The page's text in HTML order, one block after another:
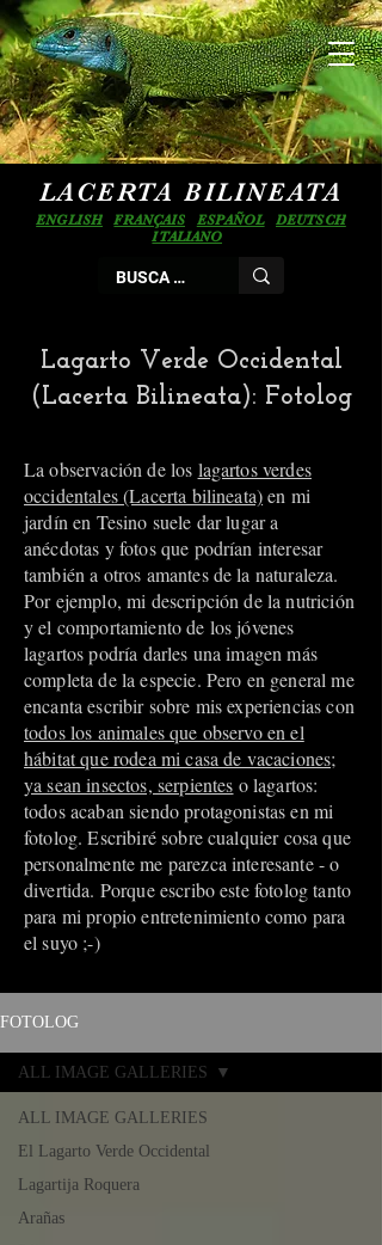
LACERTA BILINEATA
ENGLISH FRANÇAIS ESPAÑOL
DEUTSCH
ITALIANO
Lagarto Verde Occidental
(Lacerta Bilineata): Fotolog
La observación de los lagartos verdes
occidentales (Lacerta bilineata)en mi
jardín en Tesino suele dar lugar a
anécdotas y fotos que podrían interesar
también a otros amantes de la naturaleza.
Por ejemplo, mi descripción de la nutrición
y el comportamiento de los jóvenes
lagartos podría darles una imagen más
completa de la especie. Pero en general me
encanta escribir sobre mis experiencias con
todos los animales que observo en el
hábitat que rodea mi casa de vacaciones;
ya sean insectos, serpientes o lagartos:
todos acaban siendo protagonistas en mi
fotolog. Escribiré sobre cualquier cosa que
personalmente me parezca interesante - o
divertida. Porque escribo este fotolog tanto
para mi propio entretenimiento como para
el suyo ;-)
FOTOLOG
ALL IMAGE GALLERIES
El Lagarto Verde Occidental
Lagartija Roquera
Arañas
ALL IMAGE GALLERIES